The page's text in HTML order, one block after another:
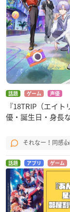
話題 ゲーム 声優
『18TRIP（エイ
優・誕生日・身長
それなー！同感
話題 アプリ ゲーム